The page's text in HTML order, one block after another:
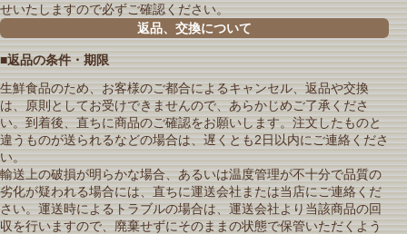
せいたしますので必ずご確認ください。
返品、交換について
■返品の条件・期限
生鮮食品のため、お客様のご都合によるキャンセル、返品や交換
は、原則としてお受けできませんので、あらかじめご了承くださ
い。到着後、直ちに商品のご確認をお願いします。注文したものと
違うものが送られるなどの場合は、遅くとも2日以内にご連絡くださ
い。
輸送上の破損が明らかな場合、あるいは温度管理が不十分で品質の
劣化が疑われる場合には、直ちに運送会社または当店にご連絡くだ
さい。運送時によるトラブルの場合は、運送会社より当該商品の回
収を行いますので、廃棄せずにそのままの状態で保管いただくよう